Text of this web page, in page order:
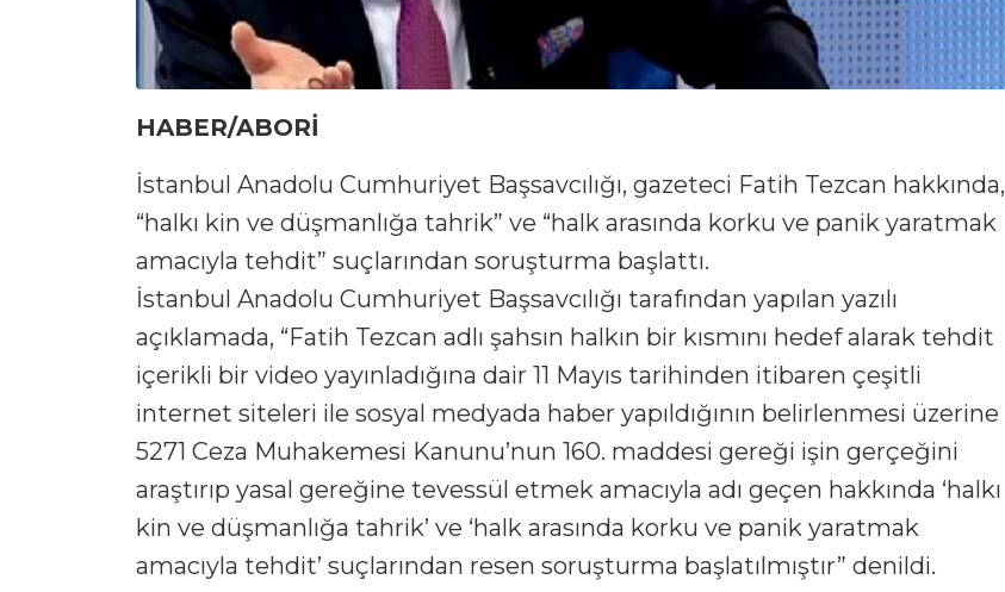
HABER/ABORİ
İstanbul Anadolu Cumhuriyet Başsavcılığı, gazeteci Fatih Tezcan hakkında,
“halkı kin ve düşmanlığa tahrik” ve “halk arasında korku ve panik yaratmak
amacıyla tehdit” suçlarından soruşturma başlattı.
İstanbul Anadolu Cumhuriyet Başsavcılığı tarafından yapılan yazılı
açıklamada, “Fatih Tezcan adlı şahsın halkın bir kısmını hedef alarak tehdit
içerikli bir video yayınladığına dair 11 Mayıs tarihinden itibaren çeşitli
internet siteleri ile sosyal medyada haber yapıldığının belirlenmesi üzerine
5271 Ceza Muhakemesi Kanunu’nun 160. maddesi gereği işin gerçeğini
araştırıp yasal gereğine tevessül etmek amacıyla adı geçen hakkında ‘halkı
kin ve düşmanlığa tahrik’ ve ‘halk arasında korku ve panik yaratmak
amacıyla tehdit’ suçlarından resen soruşturma başlatılmıştır” denildi.